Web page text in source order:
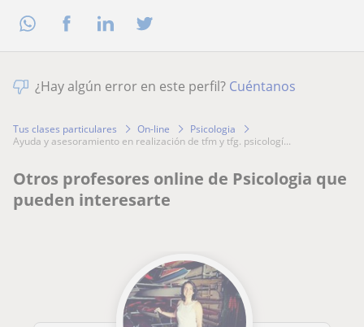
¿Hay algún error en este perfil? Cuéntanos
Tus clases particulares On-line
Psicologia
ayuda y asesoramiento en realización de tfm y tfg. psicologí...
Otros profesores online de Psicologia que
pueden interesarte